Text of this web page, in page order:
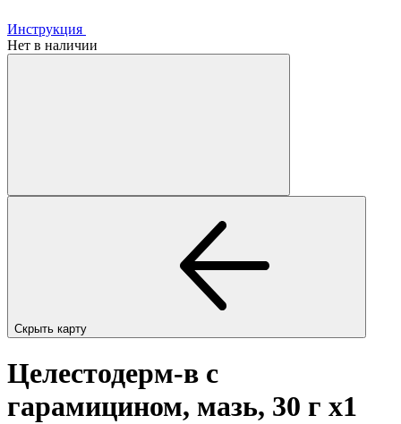
Инструкция
Нет в наличии
Скрыть карту
Целестодерм-в с
гарамицином, мазь, 30 г x1